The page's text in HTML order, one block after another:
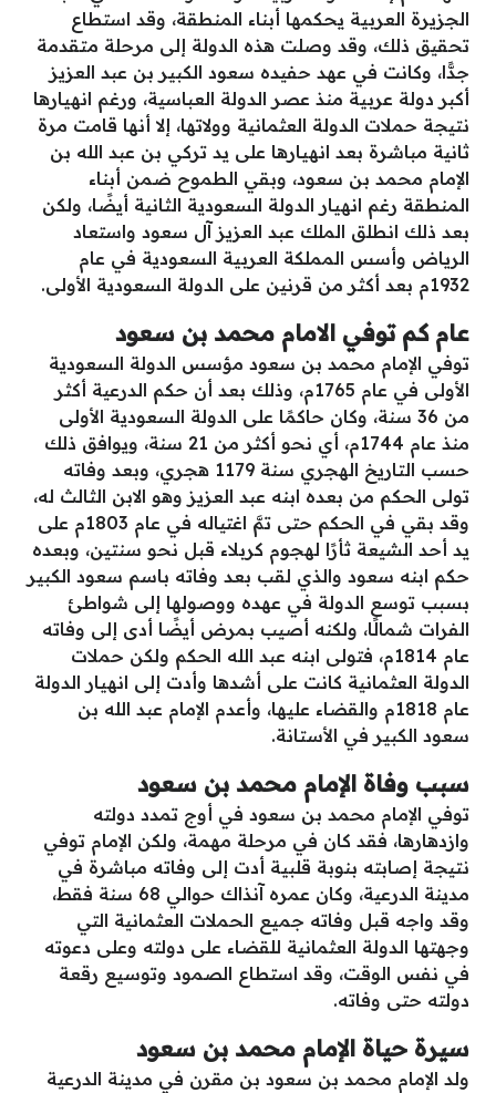
الجزيرة العربية يحكمها أبناء المنطقة، وقد استطاع
تحقيق ذلك، وقد وصلت هذه الدولة إلى مرحلة متقدمة
جدًّا، وكانت في عهد حفيده سعود الكبير بن عبد العزيز
أكبر دولة عربية منذ عصر الدولة العباسية، ورغم انهيارها
نتيجة حملات الدولة العثمانية وولاتها، إلا أنها قامت مرة
ثانية مباشرة بعد انهيارها على يد تركي بن عبد الله بن
الإمام محمد بن سعود، وبقي الطموح ضمن أبناء
المنطقة رغم انهيار الدولة السعودية الثانية أيضًا، ولكن
بعد ذلك انطلق الملك عبد العزيز آل سعود واستعاد
الرياض وأسس المملكة العربية السعودية في عام
1932م بعد أكثر من قرنين على الدولة السعودية الأولى.
عام كم توفي الامام محمد بن سعود
توفي الإمام محمد بن سعود مؤسس الدولة السعودية
الأولى في عام 1765م، وذلك بعد أن حكم الدرعية أكثر
من 36 سنة، وكان حاكمًا على الدولة السعودية الأولى
منذ عام 1744م، أي نحو أكثر من 21 سنة، ويوافق ذلك
حسب التاريخ الهجري سنة 1179 هجري، وبعد وفاته
تولى الحكم من بعده ابنه عبد العزيز وهو الابن الثالث له،
وقد بقي في الحكم حتى تمَّ اغتياله في عام 1803م على
يد أحد الشيعة ثأرًا لهجوم كربلاء قبل نحو سنتين، وبعده
حكم ابنه سعود والذي لقب بعد وفاته باسم سعود الكبير
بسبب توسع الدولة في عهده ووصولها إلى شواطئ
الفرات شمالًا، ولكنه أصيب بمرض أيضًا أدى إلى وفاته
عام 1814م، فتولى ابنه عبد الله الحكم ولكن حملات
الدولة العثمانية كانت على أشدها وأدت إلى انهيار الدولة
عام 1818م والقضاء عليها، وأعدم الإمام عبد الله بن
سعود الكبير في الأستانة.
سبب وفاة الإمام محمد بن سعود
توفي الإمام محمد بن سعود في أوج تمدد دولته
وازدهارها، فقد كان في مرحلة مهمة، ولكن الإمام توفي
نتيجة إصابته بنوبة قلبية أدت إلى وفاته مباشرة في
مدينة الدرعية، وكان عمره آنذاك حوالي 68 سنة فقط،
وقد واجه قبل وفاته جميع الحملات العثمانية التي
وجهتها الدولة العثمانية للقضاء على دولته وعلى دعوته
في نفس الوقت، وقد استطاع الصمود وتوسيع رقعة
دولته حتى وفاته.
سيرة حياة الإمام محمد بن سعود
ولد الإمام محمد بن سعود بن مقرن في مدينة الدرعية